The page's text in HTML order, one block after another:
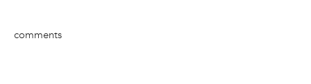
comments